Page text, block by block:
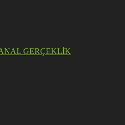
GERÇEKLİK